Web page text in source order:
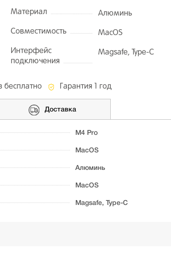
Материал Алюминь
Совместимость MacOS
Интерфейс
подключения
Magsafe, Type-C
бесплатно Гарантия 1 год
Доставка
M4 Pro
MacOS
Алюминь
MacOS
Magsafe, Type-C